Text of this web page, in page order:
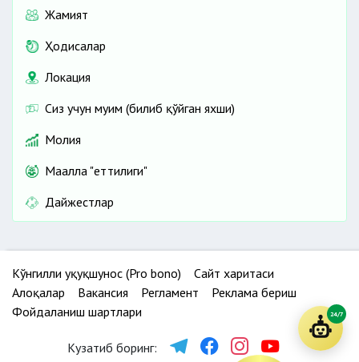
Жамият
Ҳодисалар
Локация
Сиз учун муҳим (билиб қўйган яхши)
Молия
Маҳалла "еттилиги"
Дайжестлар
Кўнгилли ҳуқуқшунос (Pro bono)
Сайт харитаси
Алоқалар
Вакансия Регламент
Реклама бериш
Фойдаланиш шартлари
Кузатиб боринг:
24/7